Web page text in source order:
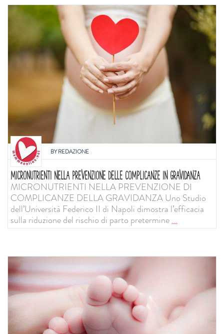
BYREDAZIONE
MICRONUTRIENTI NELLA PREVENZIONE DELLE COMPLICANZE IN GRAVIDANZA
MICRONUTRIENTI NELLA PREVENZIONE DI
COMPLICANZE DELLA GRAVIDANZA Uno Studio
dell’Università Federico II di Napoli dimostra l’efficacia
sulla riduzione del rischio di parto pretermine...